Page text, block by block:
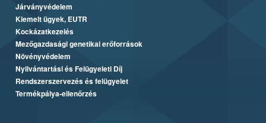
Járványvédelem
Kiemelt ügyek, EUTR
Kockázatkezelés
Mezőgazdasági genetikai erőforrások
Növényvédelem
Nyilvántartási és Felügyeleti Díj
Rendszerszervezés és felügyelet
Termékpálya-ellenőrzés